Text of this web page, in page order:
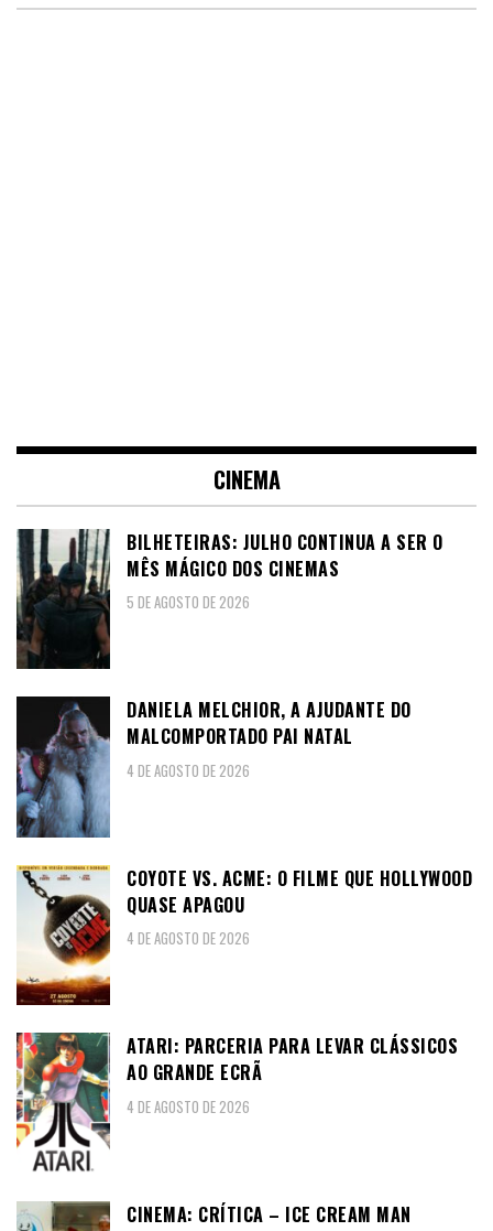
CINEMA
BILHETEIRAS: JULHO CONTINUA A SER O
MÊS MÁGICO DOS CINEMAS
5 DE AGOSTO DE 2026
DANIELA MELCHIOR, A AJUDANTE DO
MALCOMPORTADO PAI NATAL
4 DE AGOSTO DE 2026
COYOTE VS. ACME: O FILME QUE HOLLYWOOD
QUASE APAGOU
4 DE AGOSTO DE 2026
ATARI: PARCERIA PARA LEVAR CLÁSSICOS
AO GRANDE ECRÃ
4 DE AGOSTO DE 2026
CINEMA: CRÍTICA – ICE CREAM MAN